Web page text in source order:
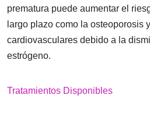
prematura puede aumentar el
largo plazo como la osteoporosis
cardiovasculares debido a la
estrógeno.
Tratamientos Disponibles